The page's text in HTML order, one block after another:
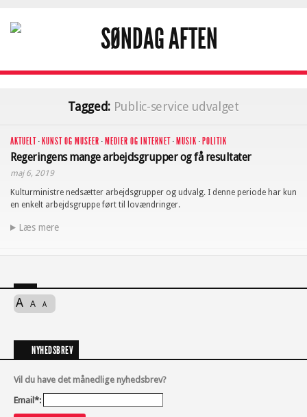
Tagged: Public-service udvalget
AKTUELT· KUNST OG MUSEER · MEDIER OG INTERNET· MUSIK · POLITIK
Regeringens mange arbejdsgrupper og få resultater
maj 6, 2019
Kulturministre nedsætter arbejdsgrupper og udvalg. I denne periode har kun
en enkelt arbejdsgruppe ført til lovændringer.
Læs mere
A A A
NYHEDSBREV
Vil du have det månedlige nyhedsbrev?
Email*: